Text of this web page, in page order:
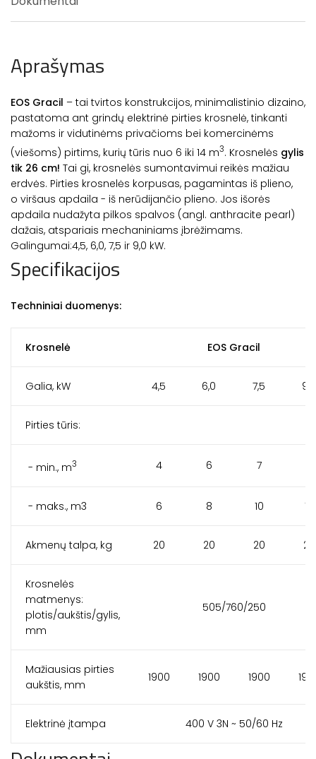
Aprašymas
EOS Gracil – tai tvirtos konstrukcijos, minimalistinio dizaino,
pastatoma ant grindų elektrinė pirties krosnelė, tinkanti
mažoms ir vidutinėms privačioms bei komercinėms
(viešoms) pirtims, kurių tūris nuo 6 iki 14 m3. Krosnelės gylis
tik 26 cm! Tai gi, krosnelės sumontavimui reikės mažiau
erdvės. Pirties krosnelės korpusas, pagamintas iš plieno,
o viršaus apdaila - iš nerūdijančio plieno. Jos išorės
apdaila nudažyta pilkos spalvos (angl. anthracite pearl)
dažais, atspariais mechaniniams įbrėžimams.
Galingumai:4,5, 6,0, 7,5 ir 9,0 kW.
Specifikacijos
Techniniai duomenys:
Krosnelė EOS Gracil
Galia, kW 4,5 6,0 7,5 9,0
Pirties tūris:
- min., m3 4 6 7
- maks., m3 6 8 10 14
Akmenų talpa, kg 20 20 20 20
Krosnelės
matmenys:
plotis/aukštis/gylis,
mm
505/760/250
Mažiausias pirties
aukštis, mm
1900 1900 1900
Elektrinė įtampa 400 V 3N ~ 50/60 Hz